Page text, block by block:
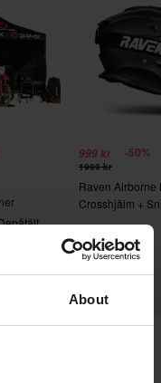
About
999 kr -50%
1999 kr
Raven Airborne
Crosshjälm +